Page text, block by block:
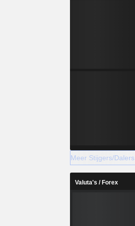
Meer Stijgers/Dalers
Valuta's / Forex